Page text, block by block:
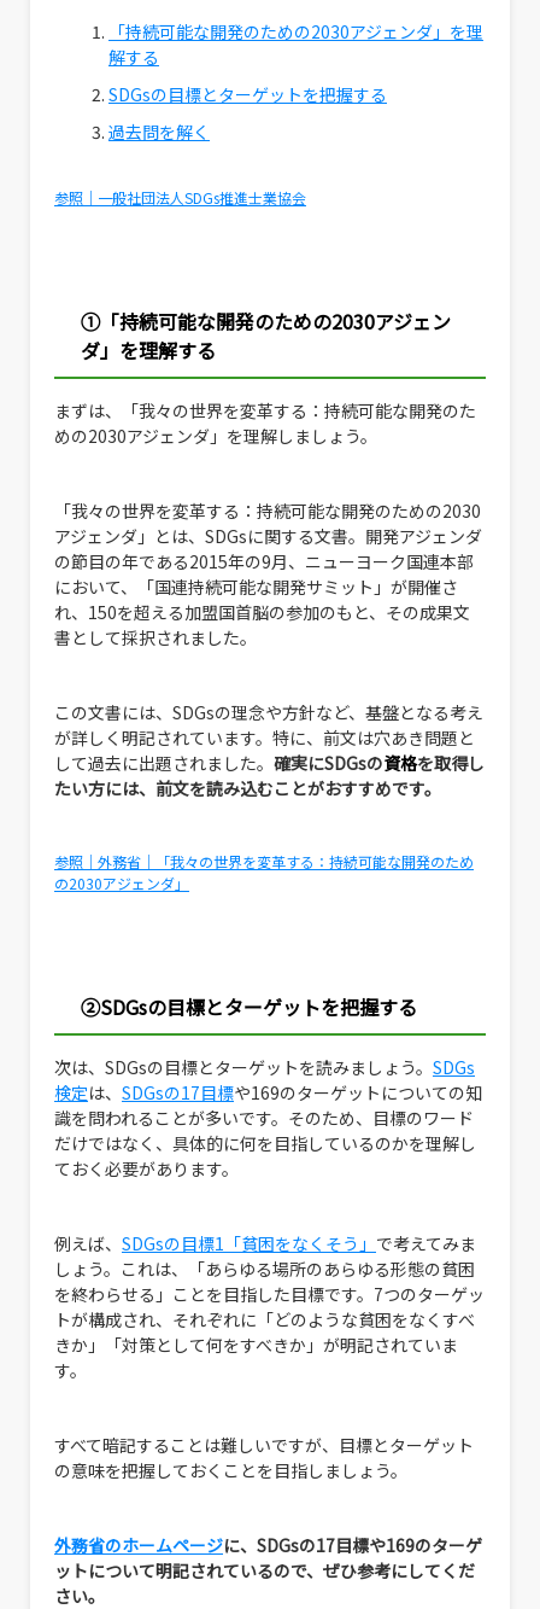
「持続可能な開発のための2030アジェンダ」を理
解する
SDGsの目標とターゲットを把握する
過去問を解く
参照｜一般社団法人SDGs推進士業協会
①「持続可能な開発のための2030アジェン
ダ」を理解する
まずは、「我々の世界を変革する：持続可能な開発のた
めの2030アジェンダ」を理解しましょう。
「我々の世界を変革する：持続可能な開発のための2030
アジェンダ」とは、SDGsに関する文書。開発アジェンダ
の節目の年である2015年の9月、ニューヨーク国連本部
において、「国連持続可能な開発サミット」が開催さ
れ、150を超える加盟国首脳の参加のもと、その成果文
書として採択されました。
この文書には、SDGsの理念や方針など、基盤となる考え
が詳しく明記されています。特に、前文は穴あき問題と
して過去に出題されました。 確実にSDGsの資格を取得し
たい方には、前文を読み込むことがおすすめです。
参照｜外務省｜「我々の世界を変革する：持続可能な開発のため
の2030アジェンダ」
②SDGsの目標とターゲットを把握する
次は、SDGsの目標とターゲットを読みましょう。 SDGs
検定は、 SDGsの17目標や169のターゲットについての知
識を問われることが多いです。そのため、目標のワード
だけではなく、具体的に何を目指しているのかを理解し
ておく必要があります。
例えば、 SDGsの目標1「貧困をなくそう」 で考えてみま
しょう。これは、「あらゆる場所のあらゆる形態の貧困
を終わらせる」ことを目指した目標です。7つのターゲッ
トが構成され、それぞれに「どのような貧困をなくすべ
きか」「対策として何をすべきか」が明記されていま
す。
すべて暗記することは難しいですが、目標とターゲット
の意味を把握しておくことを目指しましょう。
外務省のホームページに、SDGsの17目標や169のターゲ
ットについて明記されているので、ぜひ参考にしてくだ
さい。